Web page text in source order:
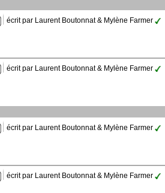
écrit par Laurent Boutonnat & Mylène Farmer
écrit par Laurent Boutonnat & Mylène Farmer
écrit par Laurent Boutonnat & Mylène Farmer
écrit par Laurent Boutonnat & Mylène Farmer